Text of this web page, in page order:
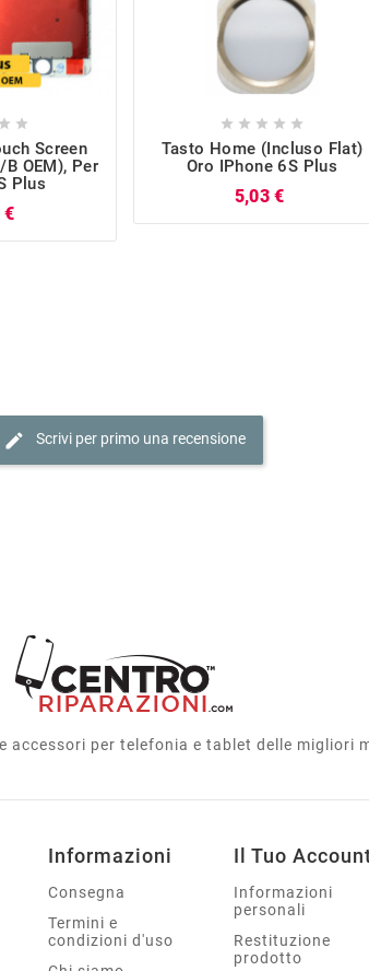
 
Screen
OEM), Per
Plus
€
    
Tasto Home (incluso Flat)
Oro IPhone 6S Plus
5,03 €
edit Scrivi per primo una recensione
accessori per telefonia e tablet delle migliori
Informazioni
Consegna
Termini e
condizioni d'uso
Il Tuo
Informazioni
personali
Restituzione
prodotto